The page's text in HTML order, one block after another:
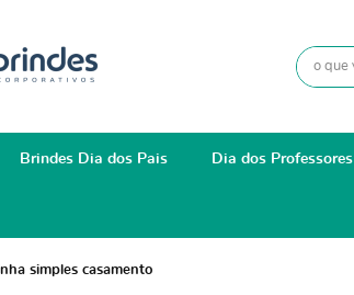
Brindes Dia dos Pais Dia dos Professores
simples casamento